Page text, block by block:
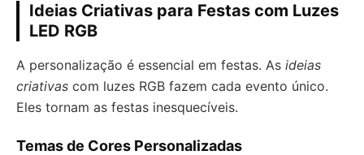
Ideias Criativas para Festas com Luzes
LED RGB
A personalização é essencial em festas. As ideias
criativas com luzes RGB fazem cada evento único.
Eles tornam as festas inesquecíveis.
Temas de Cores Personalizadas